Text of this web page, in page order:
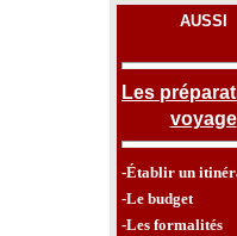
AUSSI
Les
voyage
-Établir un
-Le budget
-Les formalités